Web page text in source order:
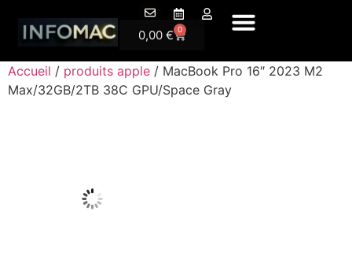
0,00 € 0
Accueil / produits apple / MacBook Pro 16″ 2023 M2
Max/32GB/2TB 38C GPU/Space Gray